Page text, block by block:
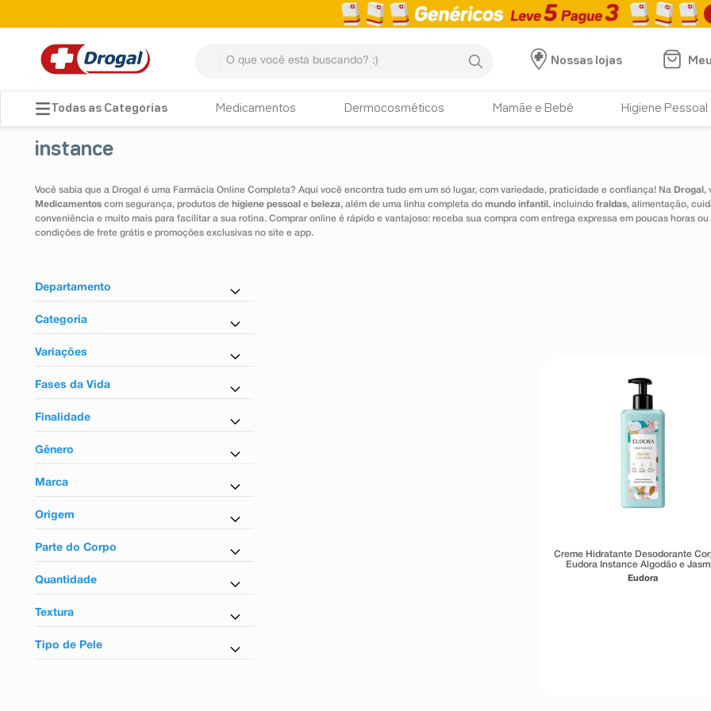
TERMOS MAIS BUSCADOS
3º dipirona
4º lenço umedecido
7º desodorante
8º teste gravidez
esmalte
absorvente
HISTÓRICO DE BUSCAS
Nossas lojas
Medicamentos Dermocosméticos Mamãe e Bebê Higiene Pessoal
instance
Você sabia que a Drogal é uma Farmácia Online Completa? Aqui você encontra tudo em um só lugar, com variedade, praticidade e confiança! Na Drogal ,
Medicamentos com segurança, produtos de higiene pessoal e beleza, além de uma linha completa do mundo infantil , incluindo fraldas, alimentação,
conveniência e muito mais para facilitar a sua rotina. Comprar online é rápido e vantajoso: receba sua compra com entrega expressa em poucas horas
condições de frete grátis e promoções exclusivas no site e app.
Departamento
Cuidados com a Pele
Categoria
Hidratante
Variações
Com perfume
Fases da Vida
Para adultos
Finalidade
Hidratante
Gênero
Feminino
Marca
Eudora
Origem
Nacional
Parte do Corpo
Para o corpo
Quantidade
400ml
Textura
Em creme
Tipo de Pele
Creme Hidratante Desodorante
Eudora Instance Algodão e
400ml
Eudora